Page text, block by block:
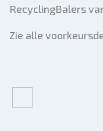
RecyclingBalers
Zie alle